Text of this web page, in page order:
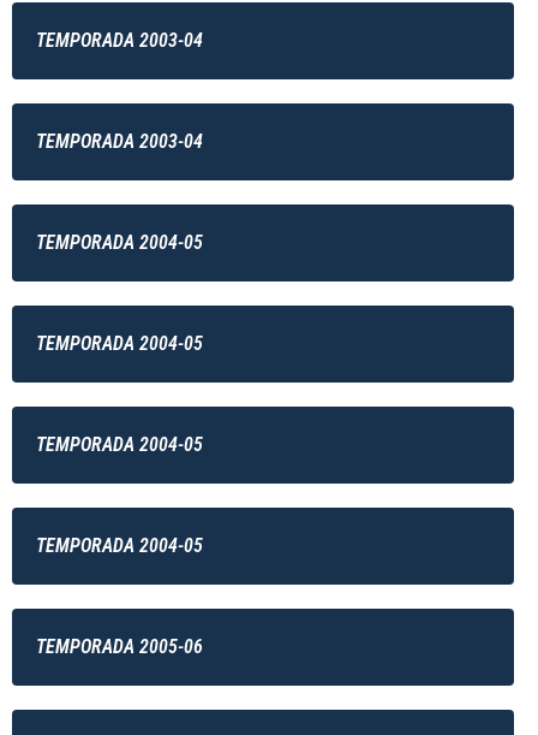
TEMPORADA 2003-04
TEMPORADA 2003-04
TEMPORADA 2004-05
TEMPORADA 2004-05
TEMPORADA 2004-05
TEMPORADA 2004-05
TEMPORADA 2005-06